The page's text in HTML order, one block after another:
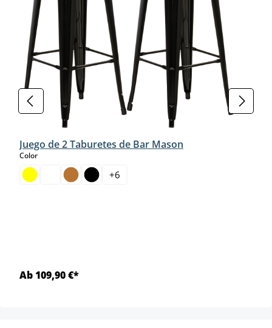
Juego de 2 Taburetes de Bar Mason
Colorselect
+6
Ab 109,90 €*